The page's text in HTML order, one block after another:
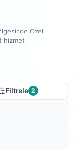
Özel
hizmet
Filtrele 2